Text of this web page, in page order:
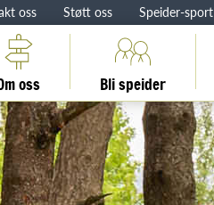
oss Støtt oss Speider-sport
oss Bli speider